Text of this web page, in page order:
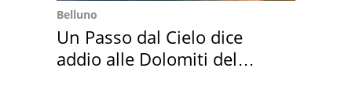
Belluno
Un Passo dal Cielo dice
addio alle Dolomiti del